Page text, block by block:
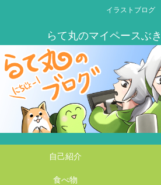
イラストブログ
自己紹介
食べ物